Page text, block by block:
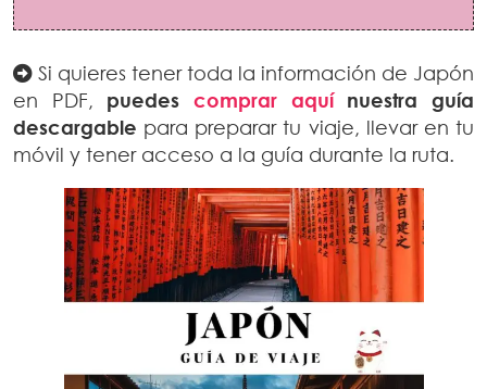
Si quieres tener toda la información de Japón
en PDF, puedescomprar aquínuestra guía
descargable para preparar tu viaje, llevar en tu
móvil y tener acceso a la guía durante la ruta.